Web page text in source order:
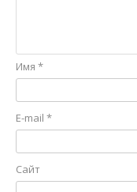
Имя *
E-mail *
Сайт